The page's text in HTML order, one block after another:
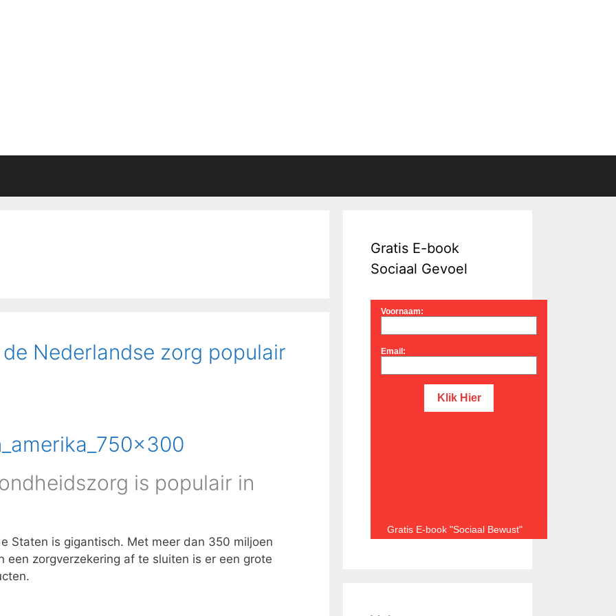
Nederlandse zorg populair
is populair in
Staten is gigantisch. Met meer dan 350 miljoen
zorgverzekering af te sluiten is er een grote
Gratis E-book
Sociaal Gevoel
Voornaam:
Email:
Gratis E-book "Sociaal Bewust"